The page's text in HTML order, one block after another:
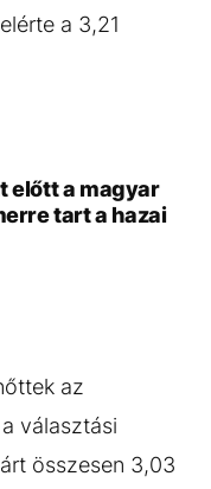
a 3,21
előtt a magyar
tart a hazai
az
választási
összesen 3,03